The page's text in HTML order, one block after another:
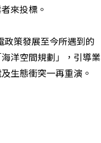
來投標。
策發展至今所遇到的
洋空間規劃」，引導業
生態衝突一再重演。